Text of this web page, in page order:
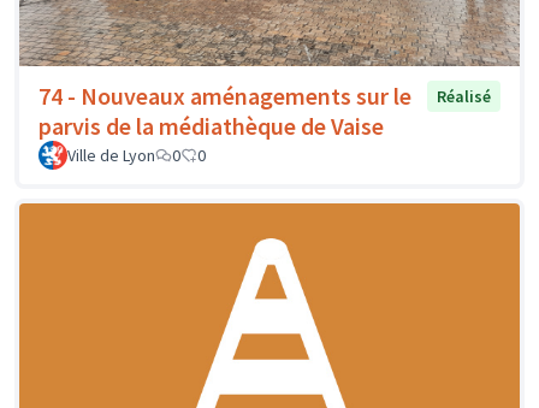
74 - Nouveaux aménagements sur le
parvis de la médiathèque de Vaise
Réalisé
Ville de Lyon 0 0